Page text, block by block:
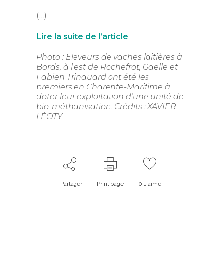
(…)
Lire la suite de l’article
Photo : Eleveurs de vaches laitières à
Bords, à l’est de Rochefrot, Gaëlle et
Fabien Trinquard ont été les
premiers en Charente-Maritime à
doter leur exploitation d’une unité de
bio-méthanisation. Crédits : XAVIER
LÉOTY
Partager Print page 0 J'aime